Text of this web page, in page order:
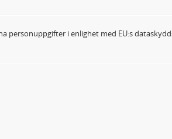
personuppgifter i enlighet med EU:s